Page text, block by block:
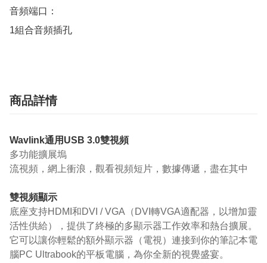
音頻端口：
1組合音頻插孔
商品詳情
Wavlink通用USB 3.0雙視頻
多功能擴展塢
流視頻，網上衝浪，觀看視頻短片，數據傳遞，盡在其中
雙視頻顯示
底座支持HDMI和DVI / VGA（DVI轉VGA適配器，以增加靈
活性供給），提供了終極的多顯示器工作效率和熱台擴展。
它可以讓你輕鬆的額外顯示器（電視）連接到你的筆記本電
腦PC Ultrabook的平板電腦，為你全新的視覺盛宴。